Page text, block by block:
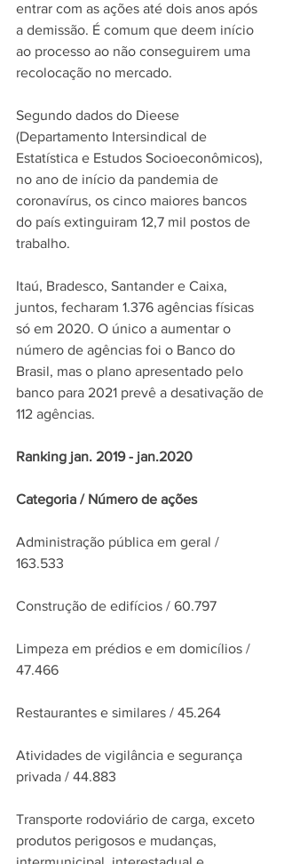
entrar com as ações até dois anos após
a demissão. É comum que deem início
ao processo ao não conseguirem uma
recolocação no mercado.
Segundo dados do Dieese
(Departamento Intersindical de
Estatística e Estudos Socioeconômicos),
no ano de início da pandemia de
coronavírus, os cinco maiores bancos
do país extinguiram 12,7 mil postos de
trabalho.
Itaú, Bradesco, Santander e Caixa,
juntos, fecharam 1.376 agências físicas
só em 2020. O único a aumentar o
número de agências foi o Banco do
Brasil, mas o plano apresentado pelo
banco para 2021 prevê a desativação de
112 agências.
Ranking jan. 2019 - jan.2020
Categoria / Número de ações
Administração pública em geral /
163.533
Construção de edifícios / 60.797
Limpeza em prédios e em domicílios /
47.466
Restaurantes e similares / 45.264
Atividades de vigilância e segurança
privada / 44.883
Transporte rodoviário de carga, exceto
produtos perigosos e mudanças,